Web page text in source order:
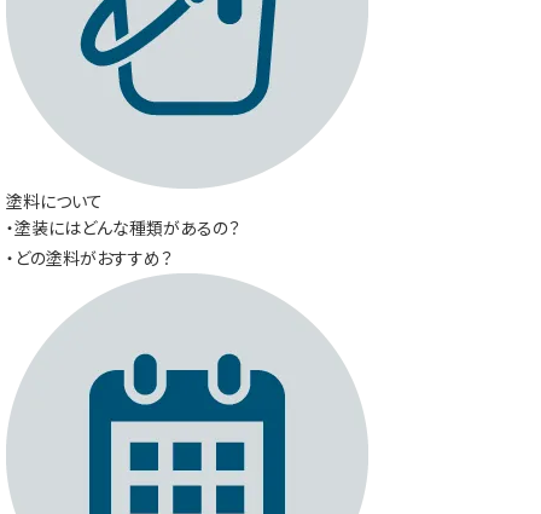
塗料について
・塗装にはどんな種類があるの？
・どの塗料がおすすめ？